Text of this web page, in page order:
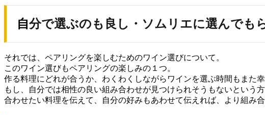
自分で選ぶのも良し・ソムリエに選んでも
それでは、ペアリングを楽しむためのワイン選びについて。
このワイン選びもペアリングの楽しみの１つ。
作る料理にどれが合うか、わくわくしながらワインを選ぶ時間もまた幸
もし、自分では相性の良い組み合わせが見つけられそうもないという
合わせたい料理を伝えて、自分の好みもあわせて伝えれば、より組み